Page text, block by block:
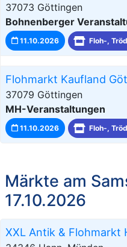
37073 Göttingen
Bohnenberger
11.10.2026 Floh-,
Flohmarkt Kaufland
37079 Göttingen
MH-Veranstaltungen
11.10.2026 Floh-,
Märkte am
17.10.2026
XXL Antik & Flohmarkt